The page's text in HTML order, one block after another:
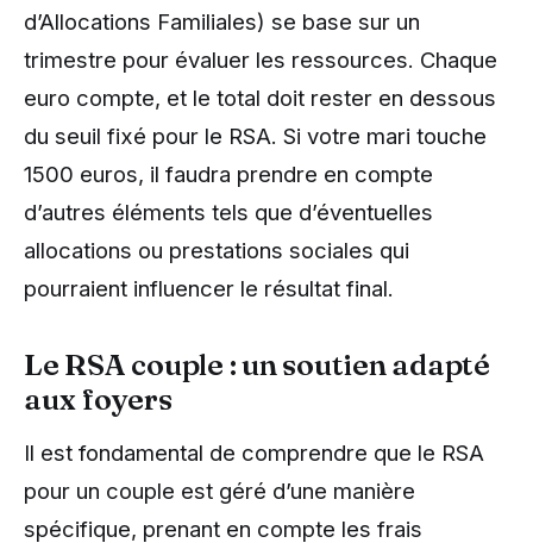
d’Allocations Familiales) se base sur un
trimestre pour évaluer les ressources. Chaque
euro compte, et le total doit rester en dessous
du seuil fixé pour le RSA. Si votre mari touche
1500 euros, il faudra prendre en compte
d’autres éléments tels que d’éventuelles
allocations ou prestations sociales qui
pourraient influencer le résultat final.
Le RSA couple : un soutien adapté
aux foyers
Il est fondamental de comprendre que le RSA
pour un couple est géré d’une manière
spécifique, prenant en compte les frais